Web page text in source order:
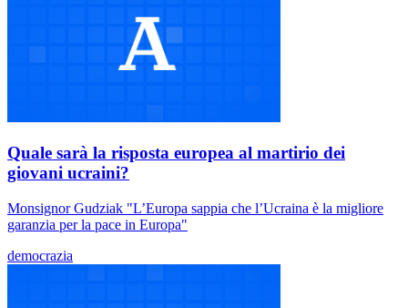
Quale sarà la risposta europea al martirio dei
giovani ucraini?
Monsignor Gudziak "L’Europa sappia che l’Ucraina è la migliore
garanzia per la pace in Europa"
democrazia